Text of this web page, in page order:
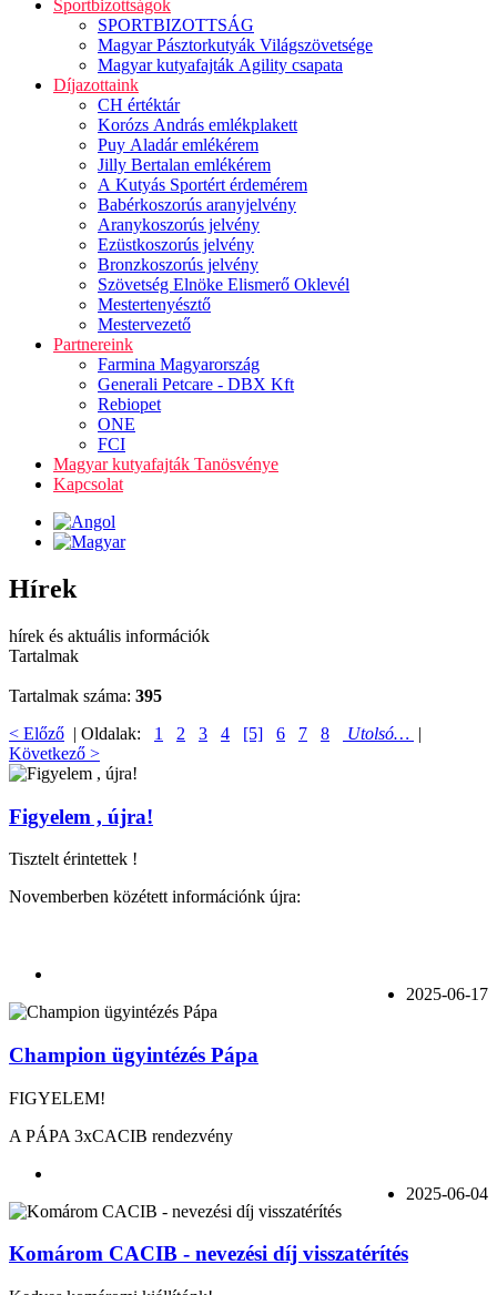
Sportbizottságok
SPORTBIZOTTSÁG
Magyar Pásztorkutyák Világszövetsége
Magyar kutyafajták Agility csapata
Díjazottaink
CH értéktár
Korózs András emlékplakett
Puy Aladár emlékérem
Jilly Bertalan emlékérem
A Kutyás Sportért érdemérem
Babérkoszorús aranyjelvény
Aranykoszorús jelvény
Ezüstkoszorús jelvény
Bronzkoszorús jelvény
Szövetség Elnöke Elismerő Oklevél
Mestertenyésztő
Mestervezető
Partnereink
Farmina Magyarország
Generali Petcare - DBX Kft
Rebiopet
ONE
FCI
Magyar kutyafajták Tanösvénye
Kapcsolat
Hírek
hírek és aktuális információk
Tartalmak
Tartalmak száma: 395
< Előző | Oldalak: 1 2 3 4 [5] 6 7 8 Utolsó… |
Következő >
Figyelem , újra!
Tisztelt érintettek !
Novemberben közétett információnk újra:
2025-06-17
Champion ügyintézés Pápa
FIGYELEM!
A PÁPA 3xCACIB rendezvény
2025-06-04
Komárom CACIB - nevezési díj visszatérítés